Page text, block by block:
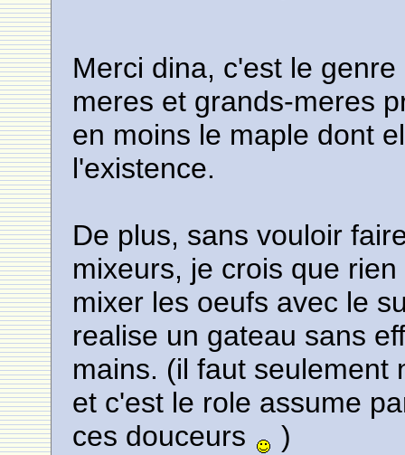
Merci dina, c'est le
meres et grands-meres
en moins le maple dont
l'existence.
De plus, sans vouloir
mixeurs, je crois que
mixer les oeufs avec le
realise un gateau sans
mains. (il faut seulement
et c'est le role assume
ces douceurs
)